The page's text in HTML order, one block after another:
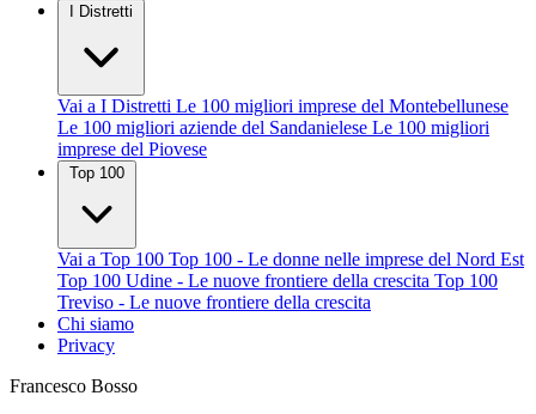
I Distretti
Vai a I Distretti Le 100 migliori imprese del Montebellunese
Le 100 migliori aziende del Sandanielese Le 100 migliori
imprese del Piovese
Top 100
Vai a Top 100 Top 100 - Le donne nelle imprese del Nord Est
Top 100 Udine - Le nuove frontiere della crescita Top 100
Treviso - Le nuove frontiere della crescita
Chi siamo
Privacy
Francesco Bosso